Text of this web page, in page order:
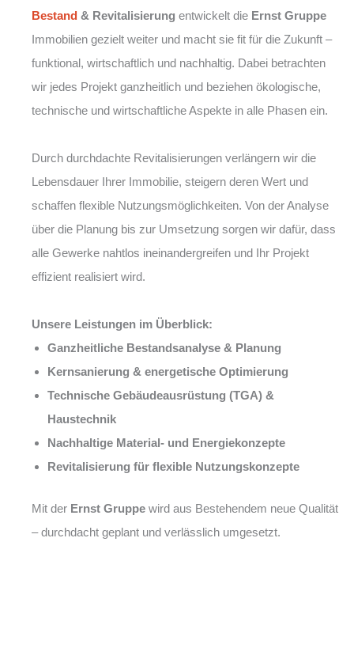
Bestand & Revitalisierung entwickelt die Ernst Gruppe
Immobilien gezielt weiter und macht sie fit für die Zukunft –
funktional, wirtschaftlich und nachhaltig. Dabei betrachten
wir jedes Projekt ganzheitlich und beziehen ökologische,
technische und wirtschaftliche Aspekte in alle Phasen ein.
Durch durchdachte Revitalisierungen verlängern wir die
Lebensdauer Ihrer Immobilie, steigern deren Wert und
schaffen flexible Nutzungsmöglichkeiten. Von der Analyse
über die Planung bis zur Umsetzung sorgen wir dafür, dass
alle Gewerke nahtlos ineinandergreifen und Ihr Projekt
effizient realisiert wird.
Unsere Leistungen im Überblick:
Ganzheitliche Bestandsanalyse & Planung
Kernsanierung & energetische Optimierung
Technische Gebäudeausrüstung (TGA) &
Haustechnik
Nachhaltige Material- und Energiekonzepte
Revitalisierung für flexible Nutzungskonzepte
Mit der Ernst Gruppe wird aus Bestehendem neue Qualität
– durchdacht geplant und verlässlich umgesetzt.